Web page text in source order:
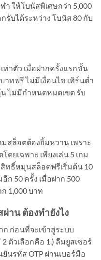
ให้โบนัสพิเศษกว่า 5,000
รับได้ระหว่าง โบนัส 80 กับ
ท่าตัว เมื่อฝากครั้งแรกขั้น
าทฟรี ไม่มีเงื่อนไข เทิร์นต่ำ
น ไม่มีกำหนดหมดเขต รับ
สล็อตต้องยิ้มหวาน เพราะ
ยเฉพาะ เพียงเล่น 5 เกม
ทธิ์หมุนสล็อตฟรีเริ่มต้น 10
ก 50 ครั้ง เมื่อฝาก 500
1,000 บาท
าน ต้องทำยังไง
ก่อนที่จะเข้าสู่ระบบ
ตัวเลือกคือ 1.) ลืมยูสเซอร์
นรหัส OTP ผ่านเบอร์มือ